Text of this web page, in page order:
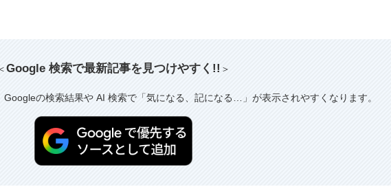
Google 検索で最新記事を見つけやすく!! ＞
Googleの検索結果や AI 検索で「気になる、記になる…」が表示されやすくなります。